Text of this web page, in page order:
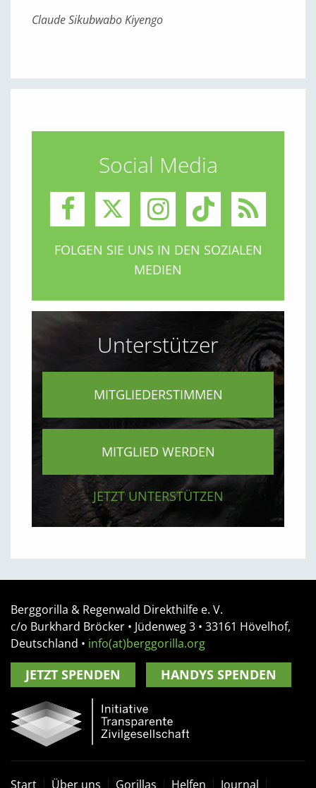
Claude Sikubwabo Kiyengo
Social Media
FOLGEN SIE UNS IN DEN SOZIALEN
MEDIEN
Unterstützer
MITGLIEDERSTIMMEN
MITGLIED WERDEN
JETZT UNTERSTÜTZEN
Berggorilla & Regenwald Direkthilfe e. V.
c/o Burkhard Bröcker • Jüdenweg 3 • 33161 Hövelhof,
Deutschland • info(at)berggorilla.org
JETZT SPENDEN HANDYS SPENDEN
Start Über uns Gorillas Helfen Journal